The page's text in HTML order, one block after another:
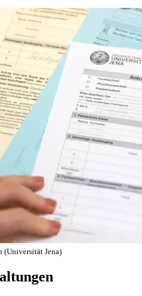
(Universität Jena)